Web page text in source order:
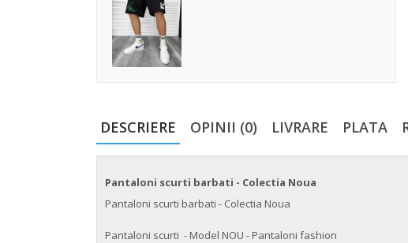
DESCRIERE OPINII (0) LIVRARE PLATA
Pantaloni scurti barbati - Colectia Noua
Pantaloni scurti barbati - Colectia Noua
Pantaloni scurti - Model NOU - Pantaloni fashion